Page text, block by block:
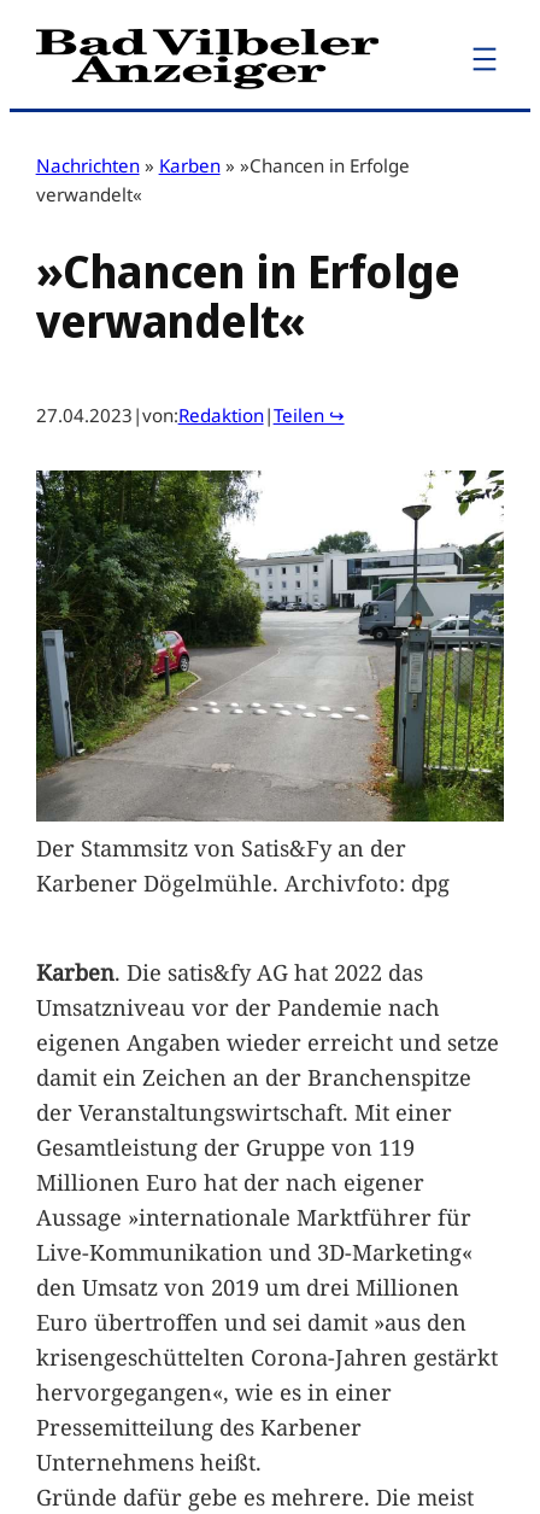
Zum
Inhalt
Nachrichten » Karben » »Chancen in Erfolge
verwandelt«
»Chancen in Erfolge
verwandelt«
27.04.2023 |von:Redaktion|Teilen ↪
Der Stammsitz von Satis&Fy an der
Karbener Dögelmühle. Archivfoto: dpg
Karben. Die satis&fy AG hat 2022 das
Umsatzniveau vor der Pandemie nach
eigenen Angaben wieder erreicht und setze
damit ein Zeichen an der Branchenspitze
der Veranstaltungswirtschaft. Mit einer
Gesamtleistung der Gruppe von 119
Millionen Euro hat der nach eigener
Aussage »internationale Marktführer für
Live-Kommunikation und 3D-Marketing«
den Umsatz von 2019 um drei Millionen
Euro übertroffen und sei damit »aus den
krisengeschüttelten Corona-Jahren gestärkt
hervorgegangen«, wie es in einer
Pressemitteilung des Karbener
Unternehmens heißt.
Gründe dafür gebe es mehrere. Die meist